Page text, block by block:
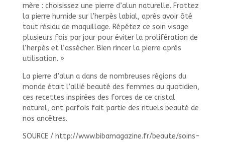
mère : choisissez une pierre d’alun naturelle. Frottez
la pierre humide sur l’herpès labial, après avoir ôté
tout résidu de maquillage. Répétez ce soin visage
plusieurs fois par jour pour éviter la prolifération de
l’herpès et l’assécher. Bien rincer la pierre après
utilisation. »
La pierre d’alun a dans de nombreuses régions du
monde était l’allié beauté des femmes au quotidien,
ces recettes inspirées des forces de ce cristal
naturel, ont parfois fait partie des rituels beauté de
nos ancêtres.
SOURCE / http://www.bibamagazine.fr/beaute/soins-